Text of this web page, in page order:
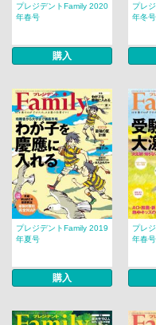
プレジデントFamily 2020
年春号
購入
プレ
年冬号
プレジデントFamily 2019
年夏号
購入
プレ
年春号